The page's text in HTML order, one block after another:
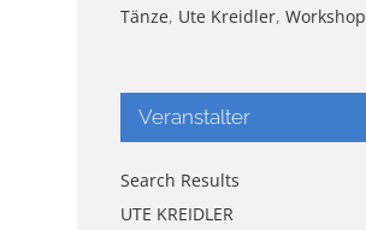
Tänze, Ute Kreidler,Workshop
Veranstalter
Search Results
UTE KREIDLER